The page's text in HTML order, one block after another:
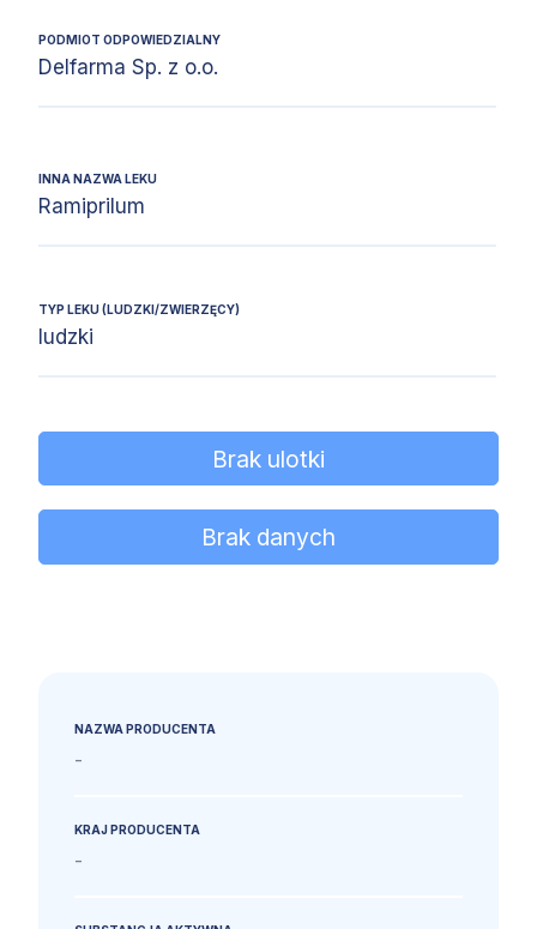
PODMIOT ODPOWIEDZIALNY
Delfarma Sp. z o.o.
INNA NAZWA LEKU
Ramiprilum
TYP LEKU (LUDZKI/ZWIERZĘCY)
ludzki
Brak ulotki
Brak danych
NAZWA PRODUCENTA
-
KRAJ PRODUCENTA
-